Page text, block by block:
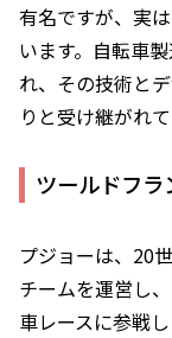
有名ですが、実
います。自転車
れ、その技術と
りと受け継がれて
ツールドフラ
プジョーは、20
チームを運営し
車レースに参戦